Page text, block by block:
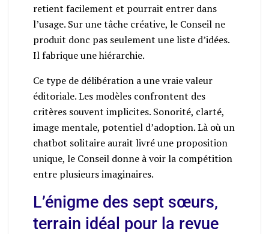
retient facilement et pourrait entrer dans
l’usage. Sur une tâche créative, le Conseil ne
produit donc pas seulement une liste d’idées.
Il fabrique une hiérarchie.
Ce type de délibération a une vraie valeur
éditoriale. Les modèles confrontent des
critères souvent implicites. Sonorité, clarté,
image mentale, potentiel d’adoption. Là où un
chatbot solitaire aurait livré une proposition
unique, le Conseil donne à voir la compétition
entre plusieurs imaginaires.
L’énigme des sept sœurs,
terrain idéal pour la revue